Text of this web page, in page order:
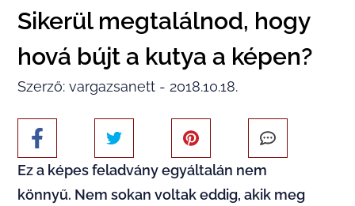
Sikerül megtalálnod, hogy
hová bújt a kutya a képen?
Szerző: vargazsanett - 2018.10.18.
Ez a képes feladvány egyáltalán nem
könnyű. Nem sokan voltak eddig, akik meg